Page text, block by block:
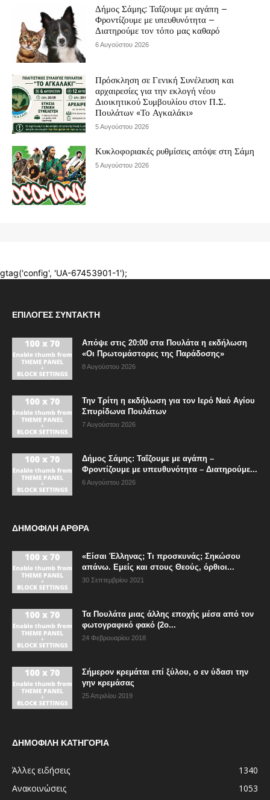
ΕΠΙΛΟΓΈΣ ΣΥΝΤΆΚΤΗ
Απόψε στις 20:00 στα Πουλάτα η εκδήλωση
«Οι Πρωτομάστορες της Παράδοσης»
8 Αυγούστου 2026
Την Τρίτη η εκδήλωση για τον Ιερό Ναό Αγίου
Σπυρίδωνα Πουλάτων
7 Αυγούστου 2026
Δήμος Σάμης: Ταΐζουμε με αγάπη –
Φροντίζουμε με υπευθυνότητα – Διατηρούμε...
6 Αυγούστου 2026
ΔΗΜΟΦΙΛΗ ΑΡΘΡΑ
«Είσαι Έλληνας; Τι προσκυνάς; Σηκώσου
απάνω. Εμείς και στους Θεούς, όρθιοι...
30 Σεπτεμβρίου 2021
Τα Πουλάτα μιας άλλης εποχής μέσα από τον
φωτογραφικό φακό (2ο...
24 Φεβρουαρίου 2018
Σήμερον κρεμάται επί ξύλου, ο εν ύδασι την
γην κρεμάσας
25 Απριλίου 2019
ΔΗΜΟΦΙΛΗ ΚΑΤΗΓΟΡΙΑ
Άλλες ειδήσεις
1340
Ανακοινώσεις
1053